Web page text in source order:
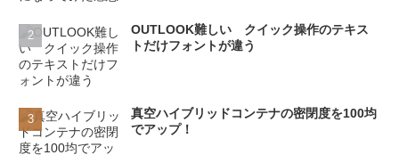
OUTLOOK難しい クイック操作のテキス
トだけフォントが違う
真空ハイブリッドコンテナの密閉度を100均
でアップ！